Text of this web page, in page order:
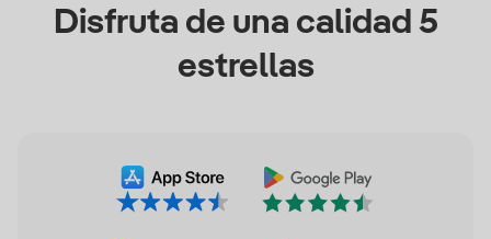
Disfruta de una calidad 5
estrellas